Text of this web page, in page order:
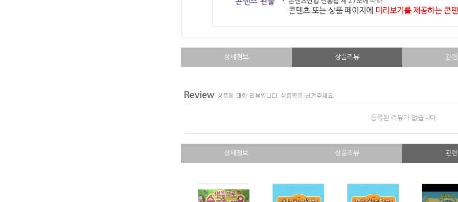
상세정보 상품리뷰 관
등록된 리뷰가 없습니다.
상세정보 상품리뷰 관